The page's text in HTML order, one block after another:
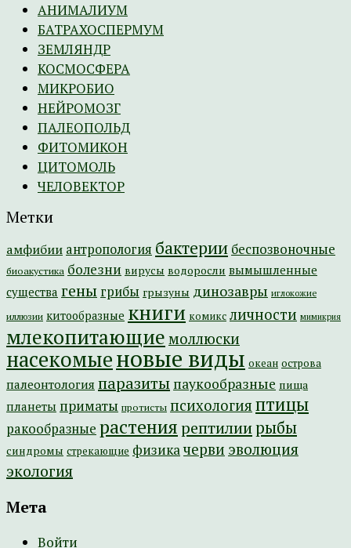
АНИМАЛИУМ
БАТРАХОСПЕРМУМ
ЗЕМЛЯНДР
КОСМОСФЕРА
МИКРОБИО
НЕЙРОМОЗГ
ПАЛЕОПОЛЬД
ФИТОМИКОН
ЦИТОМОЛЬ
ЧЕЛОВЕКТОР
Метки
амфибии антропология бактерии беспозвоночные
биоакустика болезни вирусы водоросли вымышленные
существа гены грибы грызуны динозавры иглокожие
иллюзии китообразные книги комикс личности мимикрия
млекопитающие моллюски
насекомыеновые виды океан острова
палеонтология паразиты паукообразные пища
планеты приматы протисты психология птицы
ракообразные растениярептилиирыбы
синдромы стрекающие физикачерви эволюция
экология
Мета
Войти